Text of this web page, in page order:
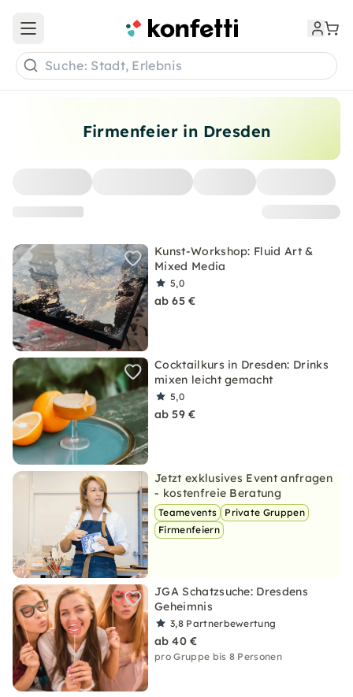
Firmenfeier in Dresden
Kunst-Workshop: Fluid Art &
Mixed Media
5,0
ab 65 €
Cocktailkurs in Dresden: Drinks
mixen leicht gemacht
5,0
ab 59 €
Jetzt exklusives Event anfragen
- kostenfreie Beratung
Teamevents
Private Gruppen
Firmenfeiern
JGA Schatzsuche: Dresdens
Geheimnis
3,8 Partnerbewertung
ab 40 €
pro Gruppe bis 8 Personen
Open main menu
Suche: Stadt, Erlebnis